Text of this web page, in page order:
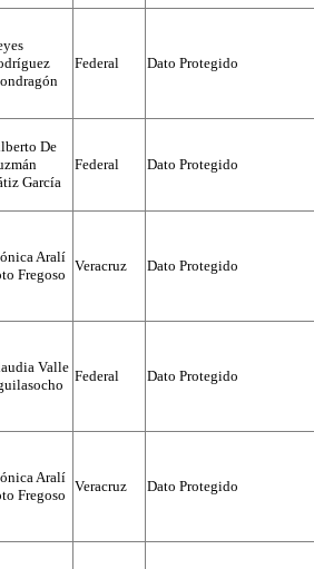
Federal Dato Protegido
De
García
Federal Dato Protegido
Aralí
Fregoso
Veracruz Dato Protegido
Valle
Federal Dato Protegido
Aralí
Fregoso
Veracruz Dato Protegido